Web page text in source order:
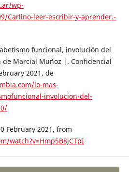
wp-
Carlino-leer-escribir-y-aprender.-
funcional, involución del
Marcial Muñoz |. Confidencial
2021, de
lo-mas-
involucion-del-
February 2021, from
watch?v=Hmp5B8jCTpI